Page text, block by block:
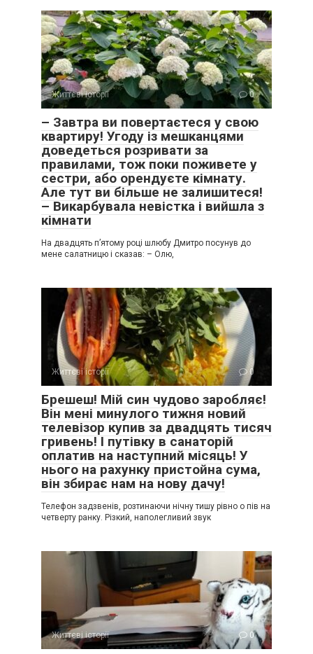
Життєві історії 0
– Завтра ви повертаєтеся у свою
квартиру! Угоду із мешканцями
доведеться розривати за
правилами, тож поки поживете у
сестри, або орендуєте кімнату.
Але тут ви більше не залишитеся!
– Викарбувала невістка і вийшла з
кімнати
На двадцять п’ятому році шлюбу Дмитро посунув до
мене салатницю і сказав: – Олю,
Життєві історії 0
Брешеш! Мій син чудово заробляє!
Він мені минулого тижня новий
телевізор купив за двадцять тисяч
гривень! І путівку в санаторій
оплатив на наступний місяць! У
нього на рахунку пристойна сума,
він збирає нам на нову дачу!
Телефон задзвенів, розтинаючи нічну тишу рівно о пів на
четверту ранку. Різкий, наполегливий звук
Життєві історії 0